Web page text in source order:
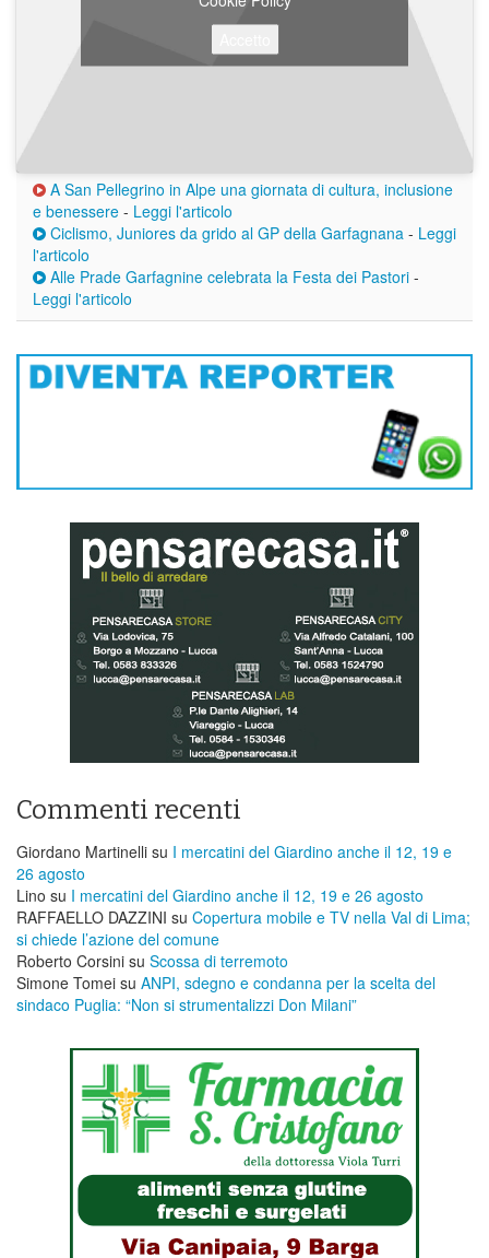
A San Pellegrino in Alpe una giornata di cultura, inclusione
e benessere - Leggi l'articolo
Ciclismo, Juniores da grido al GP della Garfagnana - Leggi
l'articolo
Alle Prade Garfagnine celebrata la Festa dei Pastori -
Leggi l'articolo
Commenti recenti
Giordano Martinelli su I mercatini del Giardino anche il 12, 19 e
26 agosto
Lino su I mercatini del Giardino anche il 12, 19 e 26 agosto
RAFFAELLO DAZZINI su ​Copertura mobile e TV nella Val di Lima;
si chiede l’azione del comune
Roberto Corsini su Scossa di terremoto
Simone Tomei su ANPI, sdegno e condanna per la scelta del
sindaco Puglia: “Non si strumentalizzi Don Milani”